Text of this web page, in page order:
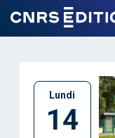
Lundi
14